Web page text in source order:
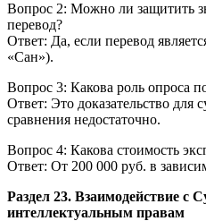
Вопрос 2: Можно ли защитить
перевод?
Ответ: Да, если перевод
«Сан»).
Вопрос 3: Какова роль опроса
Ответ: Это доказательство для
сравнения недостаточно.
Вопрос 4: Какова стоимость
Ответ: От 200 000 руб. в
Раздел 23. Взаимодействие с
интеллектуальным правам